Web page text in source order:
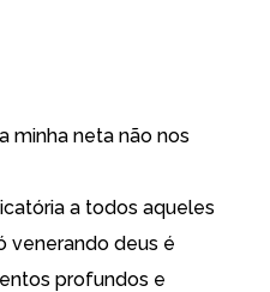
minha neta não nos
a todos aqueles
venerando deus é
profundos e